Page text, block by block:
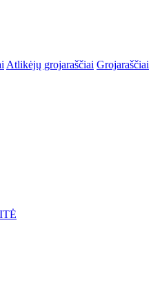
Atlikėjų grojaraščiai Grojaraščiai